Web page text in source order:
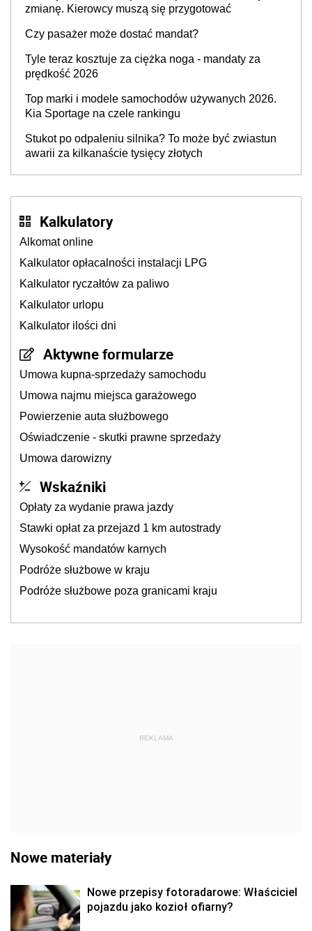
zmianę. Kierowcy muszą się przygotować
Czy pasażer może dostać mandat?
Tyle teraz kosztuje za ciężka noga - mandaty za
prędkość 2026
Top marki i modele samochodów używanych 2026.
Kia Sportage na czele rankingu
Stukot po odpaleniu silnika? To może być zwiastun
awarii za kilkanaście tysięcy złotych
Kalkulatory
Alkomat online
Kalkulator opłacalności instalacji LPG
Kalkulator ryczałtów za paliwo
Kalkulator urlopu
Kalkulator ilości dni
Aktywne formularze
Umowa kupna-sprzedaży samochodu
Umowa najmu miejsca garażowego
Powierzenie auta służbowego
Oświadczenie - skutki prawne sprzedaży
Umowa darowizny
Wskaźniki
Opłaty za wydanie prawa jazdy
Stawki opłat za przejazd 1 km autostrady
Wysokość mandatów karnych
Podróże służbowe w kraju
Podróże służbowe poza granicami kraju
REKLAMA
Nowe materiały
Nowe przepisy fotoradarowe: Właściciel
pojazdu jako kozioł ofiarny?